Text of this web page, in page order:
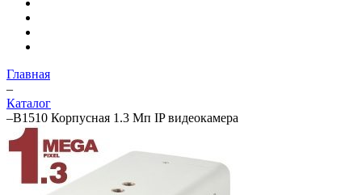
Главная
–
Каталог
–B1510 Корпусная 1.3 Мп IP видеокамера